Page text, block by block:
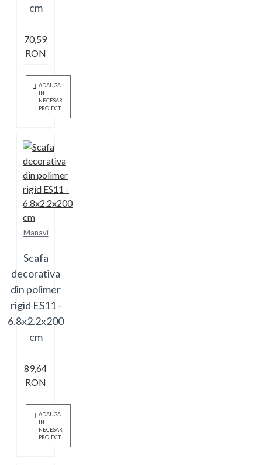
cm
70,59
RON
ADAUGA
IN
NECESAR
PROIECT
Manavi
Scafa
decorativa
din polimer
rigid ES11 -
6.8x2.2x200
cm
89,64
RON
ADAUGA
IN
NECESAR
PROIECT